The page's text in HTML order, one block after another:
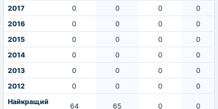
2017
0 0 0
0
2016
0 0 0
0
2015
0 0 0
0
2014
0 0 0
0
2013
0 0 0
0
2012
0 0 0
0
Найкращий
64 65 0 0